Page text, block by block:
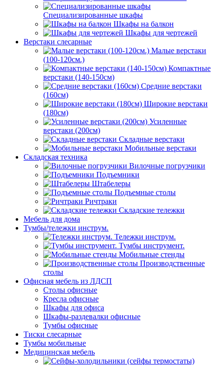
Специализированные шкафы
Шкафы на балкон
Шкафы для чертежей
Верстаки слесарные
Малые верстаки
(100-120см.)
Компактные
верстаки (140-150см)
Средние верстаки
(160см)
Широкие верстаки
(180см)
Усиленные
верстаки (200см)
Складные верстаки
Мобильные верстаки
Складская техника
Вилочные погрузчики
Подъемники
Штабелеры
Подъемные столы
Ричтраки
Складские тележки
Мебель для дома
Тумбы/тележки инструм.
Тележки инструм.
Тумбы инструмент.
Мобильные стенды
Производственные
столы
Офисная мебель из ЛДСП
Столы офисные
Кресла офисные
Шкафы для офиса
Шкафы-раздевалки офисные
Тумбы офисные
Тиски слесарные
Тумбы мобильные
Медицинская мебель